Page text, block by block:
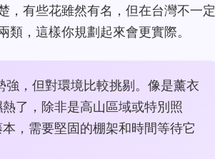
，有些花雖然有名，但在台灣不一定
，這樣你規劃起來會更實際。
，但對環境比較挑剔。像是薰衣
了，除非是高山區域或特別照
，需要堅固的棚架和時間等待它